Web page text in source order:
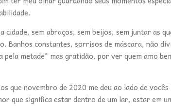
sem abraços, sem beijos, sem juntar as
Banhos constantes, sorrisos de máscara, não
metade" mas gratidão, por ver quem amo
que novembro de 2020 me deu ao lado de
que significa estar dentro de um lar, estar em